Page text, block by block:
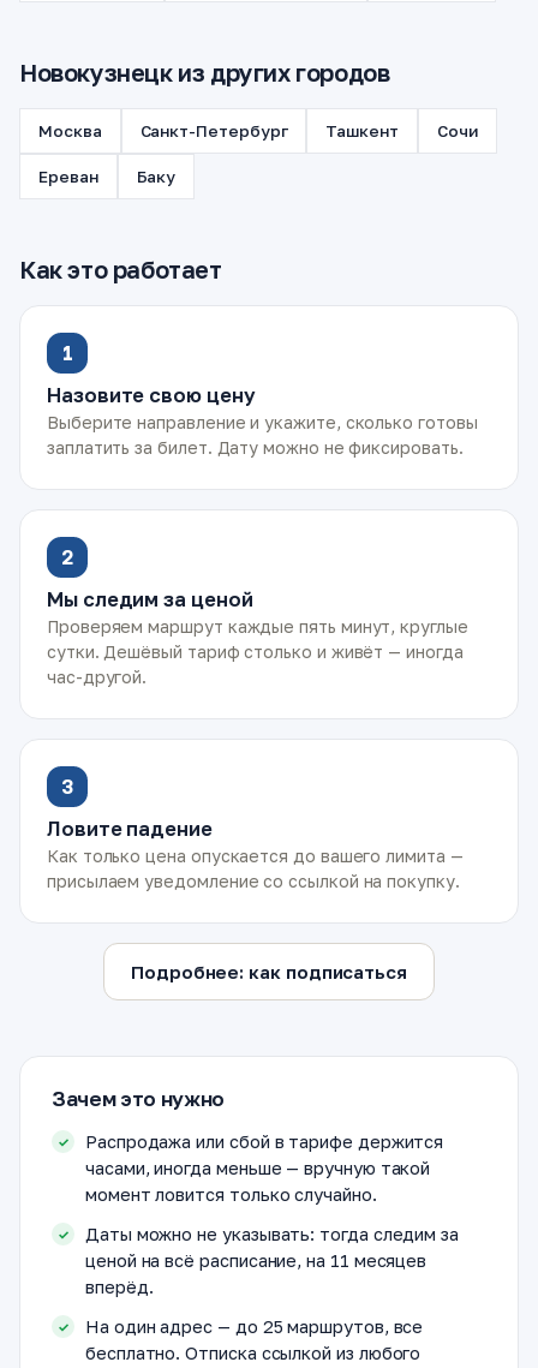
Новокузнецк из других городов
Москва Санкт-Петербург Ташкент Сочи
Ереван Баку
Как это работает
1
Назовите свою цену
Выберите направление и укажите, сколько готовы
заплатить за билет. Дату можно не фиксировать.
2
Мы следим за ценой
Проверяем маршрут каждые пять минут, круглые
сутки. Дешёвый тариф столько и живёт — иногда
час-другой.
3
Ловите падение
Как только цена опускается до вашего лимита —
присылаем уведомление со ссылкой на покупку.
Подробнее: как подписаться
Зачем это нужно
Распродажа или сбой в тарифе держится
часами, иногда меньше — вручную такой
момент ловится только случайно.
Даты можно не указывать: тогда следим за
ценой на всё расписание, на 11 месяцев
вперёд.
На один адрес — до 25 маршрутов, все
бесплатно. Отписка ссылкой из любого